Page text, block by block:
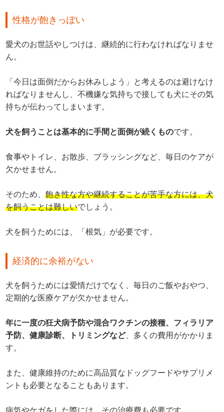
性格が飽きっぽい
愛犬のお世話やしつけは、継続的に行わなければなりませ
ん。
「今日は面倒だからお休みしよう」と考えるのは避けなけ
ればなりませんし、不機嫌な気持ちで接しても犬にその気
持ちが伝わってしまいます。
犬を飼うことは基本的に手間と面倒が続くものです。
食事やトイレ、お散歩、ブラッシングなど、毎日のケアが
欠かせません。
そのため、飽き性な方や継続することが苦手な方には、犬
を飼うことは難しいでしょう。
犬を飼うためには、「根気」が必要です。
経済的に余裕がない
犬を飼うためには愛情だけでなく、毎日のご飯やおやつ、
定期的な医療ケアが欠かせません。
年に一度の狂犬病予防や混合ワクチンの接種、フィラリア
予防、健康診断、トリミングなど、多くの費用がかかりま
す。
また、健康維持のために高品質なドッグフードやサプリメ
ントも必要となることもあります。
病気やケガをした際には、その治療費も必要です。